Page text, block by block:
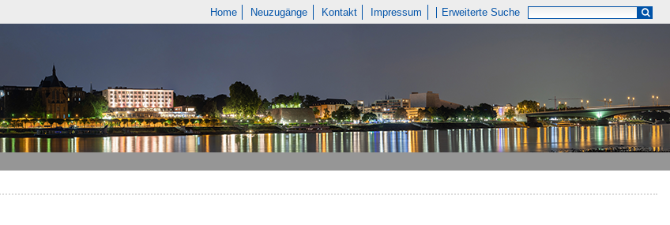
Home Neuzugänge Kontakt Impressum Erweiterte Suche